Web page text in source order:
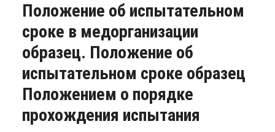
Положение об испытательном
сроке в медорганизации
образец. Положение об
испытательном сроке образец
Положением о порядке
прохождения испытания